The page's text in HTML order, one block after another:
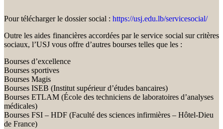
Pour télécharger le dossier social : https://usj.edu.lb/servicesocial/
Outre les aides financières accordées par le service social sur critères
sociaux, l’USJ vous offre d’autres bourses telles que les :
Bourses d’excellence
Bourses sportives
Bourses Magis
Bourses ISEB (Institut supérieur d’études bancaires)
Bourses ETLAM (École des techniciens de laboratoires d’analyses
médicales)
Bourses FSI – HDF (Faculté des sciences infirmières – Hôtel-Dieu
de France)